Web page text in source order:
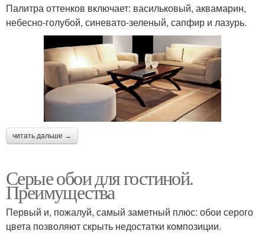
Палитра оттенков включает: васильковый, аквамарин,
небесно-голубой, синевато-зеленый, сапфир и лазурь.
читать дальше →
Серые обои для гостиной.
Преимущества
Первый и, пожалуй, самый заметный плюс: обои серого
цвета позволяют скрыть недостатки композиции.